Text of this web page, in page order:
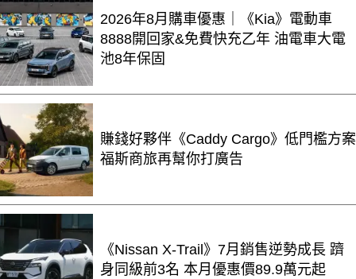
2026年8月購車優惠｜《Kia》電動車
8888開回家&免費快充乙年 油電車大電
池8年保固
賺錢好夥伴《Caddy Cargo》低門檻方案
福斯商旅再幫你打廣告
《Nissan X-Trail》7月銷售逆勢成長 躋
身同級前3名 本月優惠價89.9萬元起